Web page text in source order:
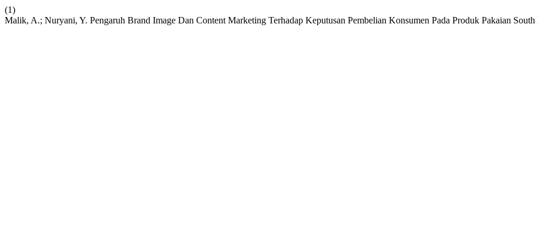
(1)
Malik, A.; Nuryani, Y. Pengaruh Brand Image Dan Content Marketing Terhadap Keputusan Pembelian Konsumen Pada Produk Pakaian South